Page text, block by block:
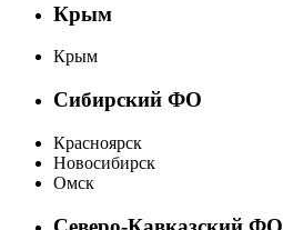
Крым
Крым
Сибирский ФО
Красноярск
Новосибирск
Омск